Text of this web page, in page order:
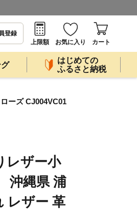
登録
上限額
お気に入り カート
はじめての
ふるさと納税
ーズ CJ004VC01
レザー小
沖縄県 浦
レザー 革